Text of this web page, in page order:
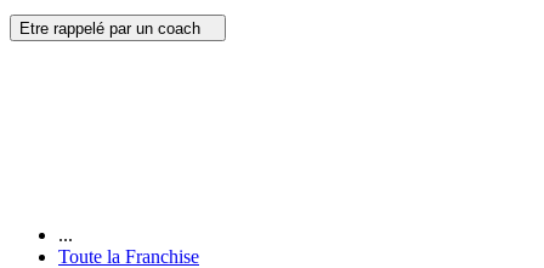
Etre rappelé par un coach
...
Toute la Franchise